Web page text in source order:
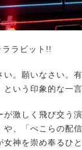
ラビット!!
い。願いなさい。
という印象的な一
激しく飛び交う
や、「ぺこらの配
女神を崇め奉るひ